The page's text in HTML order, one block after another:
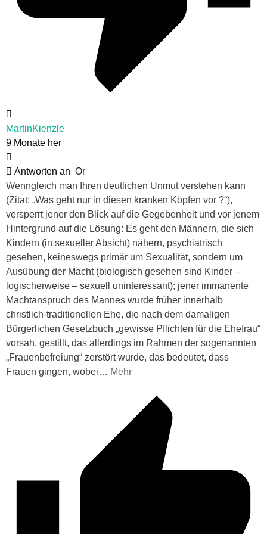
MartinKienzle
9 Monate her
Antworten an Or
Wenngleich man Ihren deutlichen Unmut verstehen kann
(Zitat: „Was geht nur in diesen kranken Köpfen vor ?“),
versperrt jener den Blick auf die Gegebenheit und vor jenem
Hintergrund auf die Lösung: Es geht den Männern, die sich
Kindern (in sexueller Absicht) nähern, psychiatrisch
gesehen, keineswegs primär um Sexualität, sondern um
Ausübung der Macht (biologisch gesehen sind Kinder –
logischerweise – sexuell uninteressant); jener immanente
Machtanspruch des Mannes wurde früher innerhalb
christlich-traditionellen Ehe, die nach dem damaligen
Bürgerlichen Gesetzbuch „gewisse Pflichten für die Ehefrau“
vorsah, gestillt, das allerdings im Rahmen der sogenannten
„Frauenbefreiung“ zerstört wurde, das bedeutet, dass
Frauen gingen, wobei… Mehr